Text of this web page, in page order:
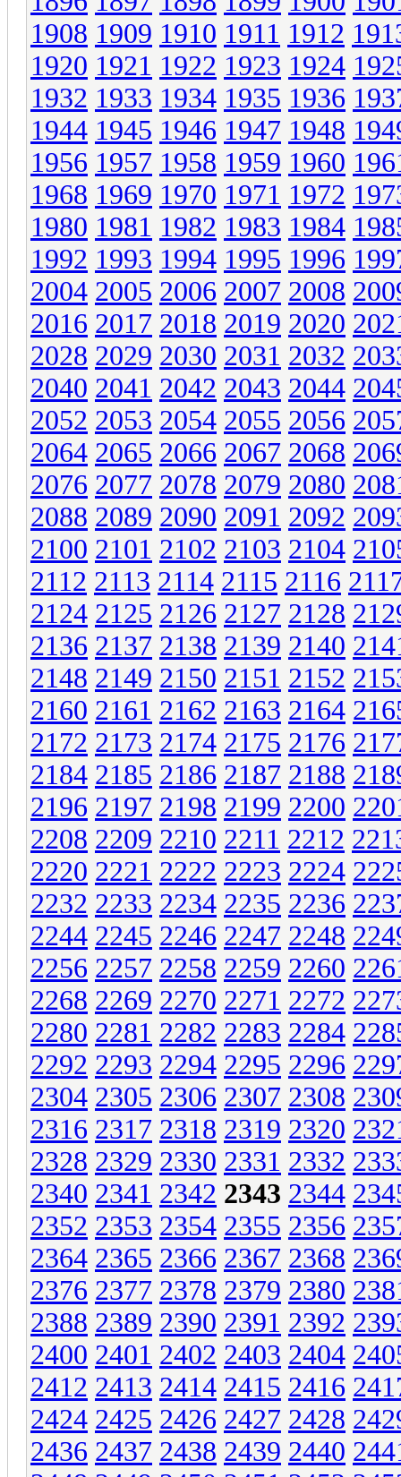
1908 1909 1910 1911 1912
1920 1921 1922 1923 1924
1932 1933 1934 1935 1936
1944 1945 1946 1947 1948
1956 1957 1958 1959 1960
1968 1969 1970 1971 1972
1980 1981 1982 1983 1984
1992 1993 1994 1995 1996
2004 2005 2006 2007 2008
2016 2017 2018 2019 2020
2028 2029 2030 2031 2032
2040 2041 2042 2043 2044
2052 2053 2054 2055 2056
2064 2065 2066 2067 2068
2076 2077 2078 2079 2080
2088 2089 2090 2091 2092
2100 2101 2102 2103 2104
2112 2113 2114 2115 2116
2124 2125 2126 2127 2128
2136 2137 2138 2139 2140
2148 2149 2150 2151 2152
2160 2161 2162 2163 2164
2172 2173 2174 2175 2176
2184 2185 2186 2187 2188
2196 2197 2198 2199 2200
2208 2209 2210 2211 2212
2220 2221 2222 2223 2224
2232 2233 2234 2235 2236
2244 2245 2246 2247 2248
2256 2257 2258 2259 2260
2268 2269 2270 2271 2272
2280 2281 2282 2283 2284
2292 2293 2294 2295 2296
2304 2305 2306 2307 2308
2316 2317 2318 2319 2320
2328 2329 2330 2331 2332
2340 2341 2342 2343 2344
2352 2353 2354 2355 2356
2364 2365 2366 2367 2368
2376 2377 2378 2379 2380
2388 2389 2390 2391 2392
2400 2401 2402 2403 2404
2412 2413 2414 2415 2416
2424 2425 2426 2427 2428
2436 2437 2438 2439 2440